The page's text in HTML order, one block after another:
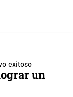
un